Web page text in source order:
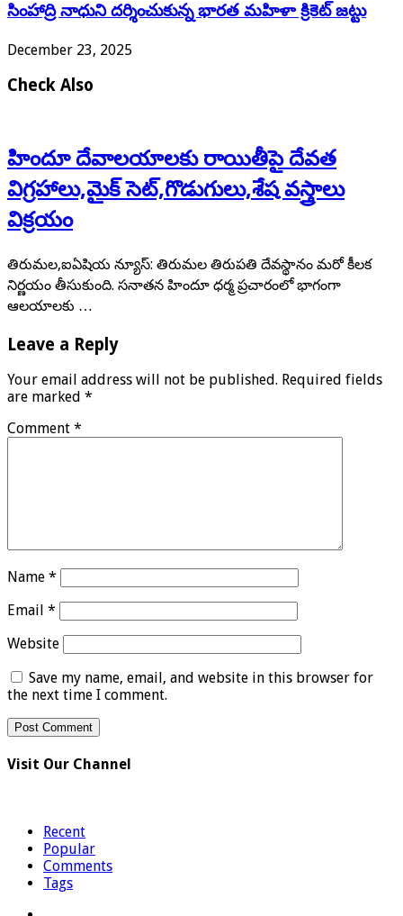
సింహాద్రి నాధుని దర్శించుకున్న భారత మహిళా క్రికెట్ జట్టు
December 23, 2025
Check Also
హిందూ దేవాలయాలకు రాయితీపై దేవత
విగ్రహాలు,మైక్ సెట్,గొడుగులు,శేష వస్త్రాలు
విక్రయం
తిరుమల,ఐఏషియ న్యూస్: తిరుమల తిరుపతి దేవస్థానం మరో కీలక
నిర్ణయం తీసుకుంది. సనాతన హిందూ ధర్మ ప్రచారంలో భాగంగా
ఆలయాలకు …
Leave a Reply
Your email address will not be published. Required fields
are marked *
Comment *
Name *
Email *
Website
Save my name, email, and website in this browser for
the next time I comment.
Visit Our Channel
Recent
Popular
Comments
Tags